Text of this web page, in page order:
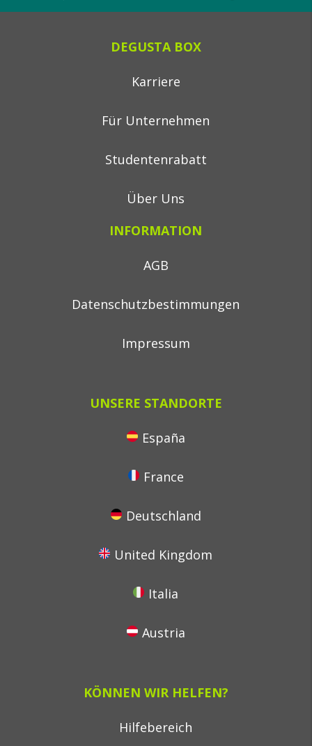
DEGUSTA BOX
Karriere
Für Unternehmen
Studentenrabatt
Über Uns
INFORMATION
AGB
Datenschutzbestimmungen
Impressum
UNSERE STANDORTE
España
France
Deutschland
United Kingdom
Italia
Austria
KÖNNEN WIR HELFEN?
Hilfebereich